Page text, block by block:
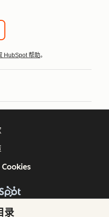
HubSpot 帮助。
录
HubSpot, Inc.